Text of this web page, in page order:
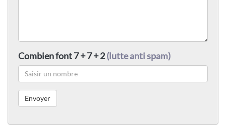
Combien font 7 + 7 + 2(lutte anti spam)